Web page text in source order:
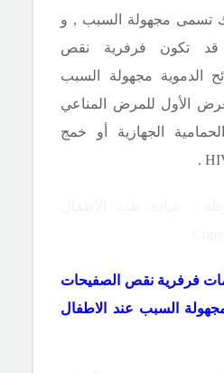
تسمى مجهولة السبب , و
قد تكون فرفرية نقص
الدموية مجهولة السبب
الأول للمرض المناعي
الجهازية أو خمج
.
فرفرية نقص الصفيحات
مجهولة السبب عند الاطفال